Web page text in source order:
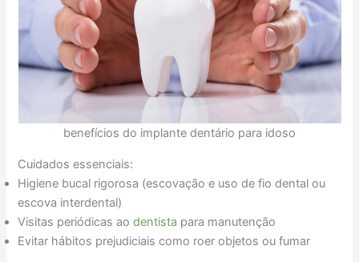
benefícios do implante dentário para idoso
Cuidados essenciais:
Higiene bucal rigorosa (escovação e uso de fio dental ou
escova interdental)
Visitas periódicas aodentista para manutenção
Evitar hábitos prejudiciais como roer objetos ou fumar